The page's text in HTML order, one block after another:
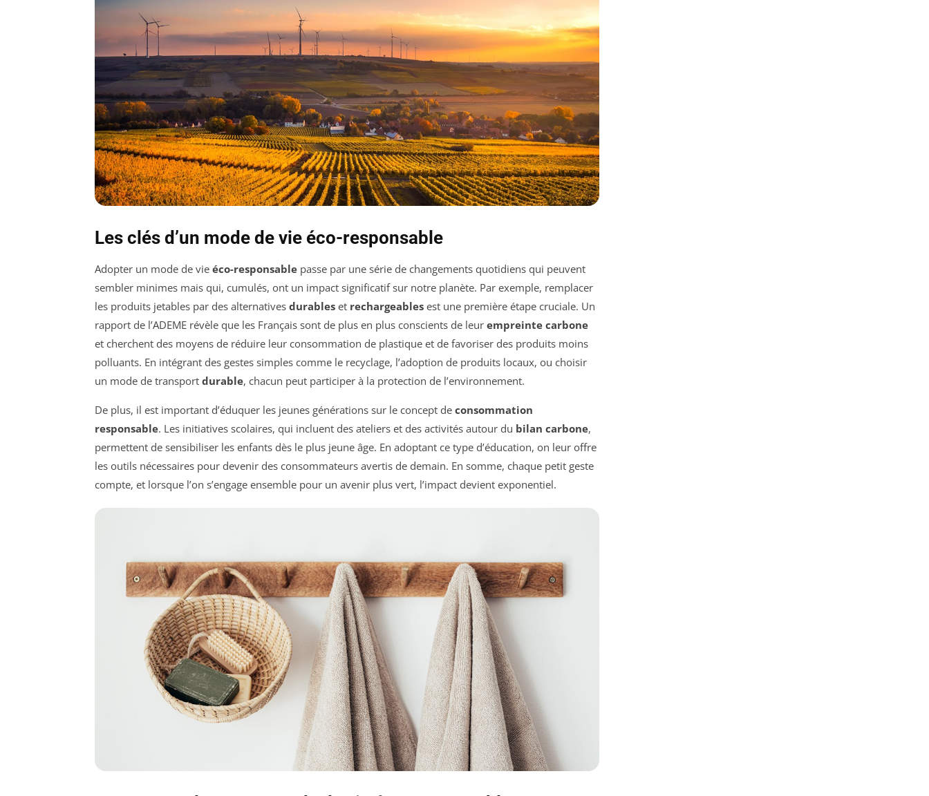
Les clés d’un mode de vie éco-responsable
Adopter un mode de vie éco-responsable passe par une série de changements quotidiens qui peuvent
sembler minimes mais qui, cumulés, ont un impact significatif sur notre planète. Par exemple, remplacer
les produits jetables par des alternatives durables et rechargeables est une première étape cruciale. Un
rapport de l’ADEME révèle que les Français sont de plus en plus conscients de leur empreinte carbone
et cherchent des moyens de réduire leur consommation de plastique et de favoriser des produits moins
polluants. En intégrant des gestes simples comme le recyclage, l’adoption de produits locaux, ou choisir
un mode de transport durable, chacun peut participer à la protection de l’environnement.
De plus, il est important d’éduquer les jeunes générations sur le concept de consommation
responsable. Les initiatives scolaires, qui incluent des ateliers et des activités autour du bilan carbone,
permettent de sensibiliser les enfants dès le plus jeune âge. En adoptant ce type d’éducation, on leur offre
les outils nécessaires pour devenir des consommateurs avertis de demain. En somme, chaque petit geste
compte, et lorsque l’on s’engage ensemble pour un avenir plus vert, l’impact devient exponentiel.